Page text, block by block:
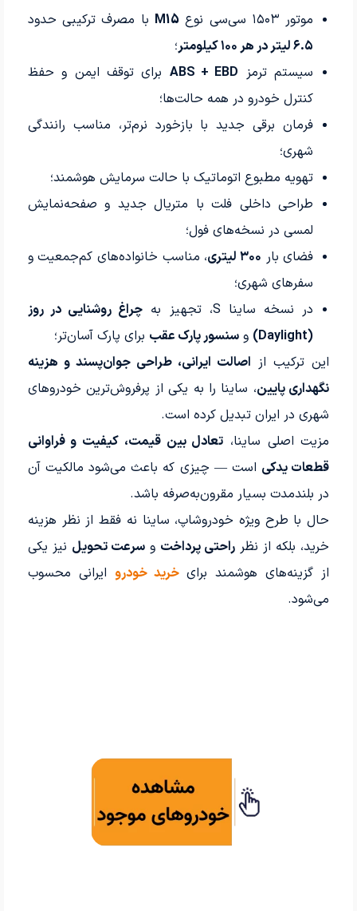
موتور ۱۵۰۳ سی‌سی نوع M15 با مصرف ترکیبی حدود
۶.۵ لیتر در هر ۱۰۰ کیلومتر
؛
سیستم ترمز ABS + EBD برای توقف ایمن و حفظ
کنترل خودرو در همه حالت‌ها؛
فرمان برقی جدید با بازخورد نرم‌تر، مناسب رانندگی
شهری؛
تهویه مطبوع اتوماتیک با حالت سرمایش هوشمند؛
طراحی داخلی فلت با متریال جدید و صفحه‌نمایش
لمسی در نسخه‌های فول؛
فضای بار ۳۰۰ لیتری
، مناسب خانواده‌های کم‌جمعیت و
سفرهای شهری؛
در نسخه ساینا S، تجهیز به
چراغ روشنایی در روز
(Daylight)
و سنسور پارک عقب برای پارک آسان‌تر؛
این ترکیب از اصالت ایرانی، طراحی جوان‌پسند و هزینه
نگهداری پایین، ساینا را به یکی از پرفروش‌ترین خودروهای
شهری در ایران تبدیل کرده است.
مزیت اصلی ساینا، تعادل بین قیمت، کیفیت و فراوانی
قطعات یدکی است — چیزی که باعث می‌شود مالکیت آن
در بلندمدت بسیار مقرون‌به‌صرفه باشد.
حال با طرح ویژه خودرو‌شاپ، ساینا نه فقط از نظر هزینه
خرید، بلکه از نظر راحتی پرداخت وسرعت تحویل نیز یکی
از گزینه‌های هوشمند برایخرید خودرو ایرانی محسوب
می‌شود.